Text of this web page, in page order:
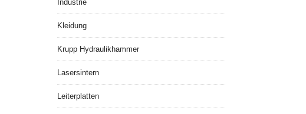
Industrie
Kleidung
Krupp Hydraulikhammer
Lasersintern
Leiterplatten